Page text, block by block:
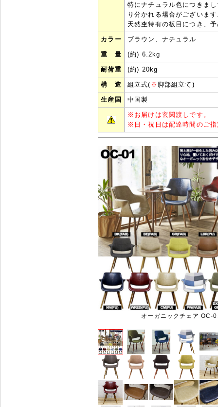
特にナチュラル色につきま
り分かれる場合がございま
天然杢特有の板目につき、
カラー ブラウン、ナチュラル
重 量 (約) 6.2kg
耐荷重 (約) 20kg
構 造 組立式( ※ 脚部組立て)
生産国 中国製
※ お届けは玄関渡しです。
※ 日・祝日は配達時間のご
オーガニックチェア OC-